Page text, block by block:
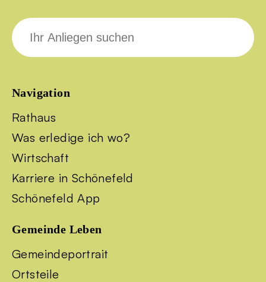
Navigation
Rathaus
Was erledige ich wo?
Wirtschaft
Karriere in Schönefeld
Schönefeld App
Gemeinde Leben
Gemeindeportrait
Ortsteile
Suche
nach: